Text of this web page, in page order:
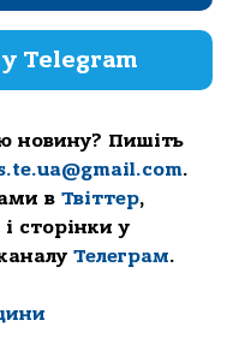
Telegram
новину? Пишіть
.
в Твіттер,
сторінки у
Телеграм.